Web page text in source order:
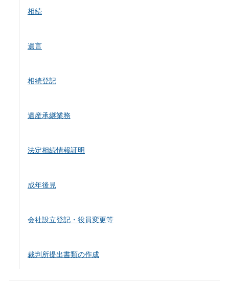
相続
遺言
相続登記
遺産承継業務
法定相続情報証明
成年後見
会社設立登記・役員変更等
裁判所提出書類の作成